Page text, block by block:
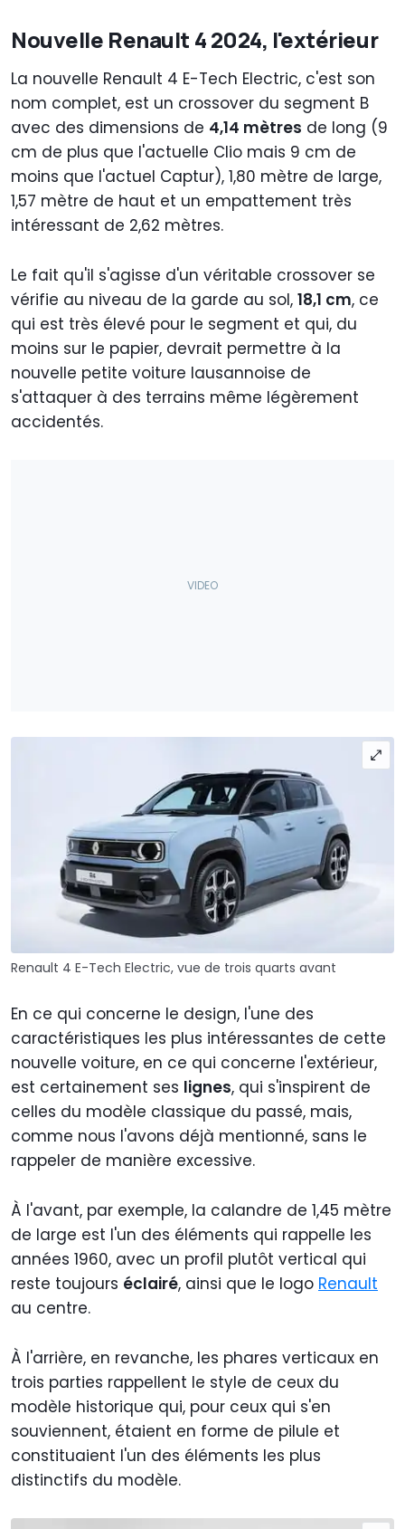
Nouvelle Renault 4 2024, l'extérieur
La nouvelle Renault 4 E-Tech Electric, c'est son
nom complet, est un crossover du segment B
avec des dimensions de 4,14 mètres de long (9
cm de plus que l'actuelle Clio mais 9 cm de
moins que l'actuel Captur), 1,80 mètre de large,
1,57 mètre de haut et un empattement très
intéressant de 2,62 mètres.
Le fait qu'il s'agisse d'un véritable crossover se
vérifie au niveau de la garde au sol, 18,1 cm, ce
qui est très élevé pour le segment et qui, du
moins sur le papier, devrait permettre à la
nouvelle petite voiture lausannoise de
s'attaquer à des terrains même légèrement
accidentés.
Renault 4 E-Tech Electric, vue de trois quarts avant
En ce qui concerne le design, l'une des
caractéristiques les plus intéressantes de cette
nouvelle voiture, en ce qui concerne l'extérieur,
est certainement ses lignes, qui s'inspirent de
celles du modèle classique du passé, mais,
comme nous l'avons déjà mentionné, sans le
rappeler de manière excessive.
À l'avant, par exemple, la calandre de 1,45 mètre
de large est l'un des éléments qui rappelle les
années 1960, avec un profil plutôt vertical qui
reste toujours éclairé, ainsi que le logo Renault
au centre.
À l'arrière, en revanche, les phares verticaux en
trois parties rappellent le style de ceux du
modèle historique qui, pour ceux qui s'en
souviennent, étaient en forme de pilule et
constituaient l'un des éléments les plus
distinctifs du modèle.